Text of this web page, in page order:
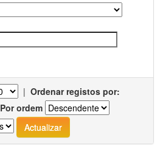
| Ordenar registos por:
Por ordem